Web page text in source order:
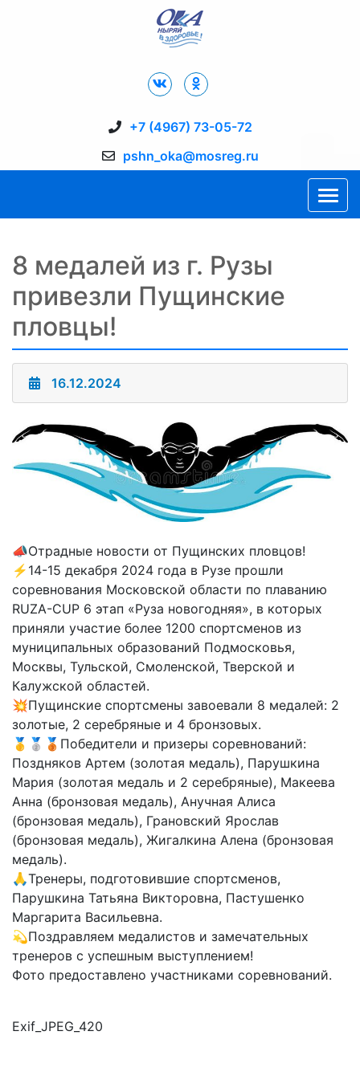
+7 (4967) 73-05-72
pshn_oka@mosreg.ru
8 медалей из г. Рузы
привезли Пущинские
пловцы!
16.12.2024
📣Отрадные новости от Пущинских пловцов!
⚡14-15 декабря 2024 года в Рузе прошли
соревнования Московской области по плаванию
RUZA-CUP 6 этап «Руза новогодняя», в которых
приняли участие более 1200 спортсменов из
муниципальных образований Подмосковья,
Москвы, Тульской, Смоленской, Тверской и
Калужской областей.
💥Пущинские спортсмены завоевали 8 медалей: 2
золотые, 2 серебряные и 4 бронзовых.
🥇🥈🥉Победители и призеры соревнований:
Поздняков Артем (золотая медаль), Парушкина
Мария (золотая медаль и 2 серебряные), Макеева
Анна (бронзовая медаль), Анучная Алиса
(бронзовая медаль), Грановский Ярослав
(бронзовая медаль), Жигалкина Алена (бронзовая
медаль).
🙏Тренеры, подготовившие спортсменов,
Парушкина Татьяна Викторовна, Пастушенко
Маргарита Васильевна.
💫Поздравляем медалистов и замечательных
тренеров с успешным выступлением!
Фото предоставлено участниками соревнований.
Exif_JPEG_420